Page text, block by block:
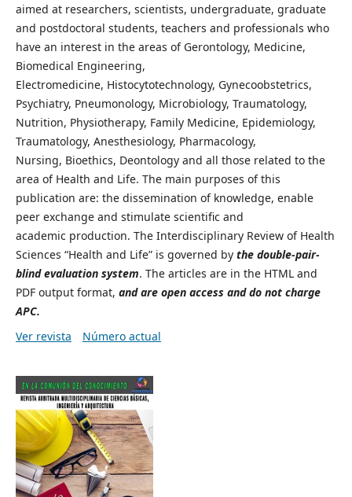
aimed at researchers, scientists, undergraduate, graduate
and postdoctoral students, teachers and professionals who
have an interest in the areas of Gerontology, Medicine,
Biomedical Engineering,
Electromedicine, Histocytotechnology, Gynecoobstetrics,
Psychiatry, Pneumonology, Microbiology, Traumatology,
Nutrition, Physiotherapy, Family Medicine, Epidemiology,
Traumatology, Anesthesiology, Pharmacology,
Nursing, Bioethics, Deontology and all those related to the
area of Health and Life. The main purposes of this
publication are: the dissemination of knowledge, enable
peer exchange and stimulate scientific and
academic production. The Interdisciplinary Review of Health
Sciences “Health and Life” is governed by the double-pair-
blind evaluation system. The articles are in the HTML and
PDF output format, and are open access and do not charge
APC.
Ver revista
Número actual